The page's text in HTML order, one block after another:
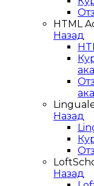
HTML
Назад
Назад
Назад